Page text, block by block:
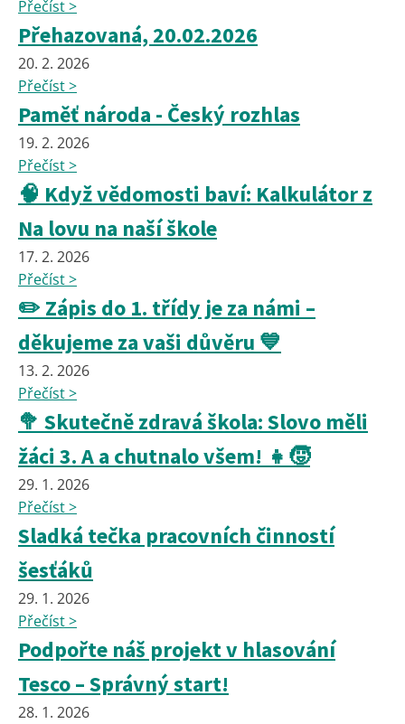
Přečíst >
Přehazovaná, 20.02.2026
20. 2. 2026
Přečíst >
Paměť národa - Český rozhlas
19. 2. 2026
Přečíst >
🧠 Když vědomosti baví: Kalkulátor z
Na lovu na naší škole
17. 2. 2026
Přečíst >
✏️ Zápis do 1. třídy je za námi –
děkujeme za vaši důvěru 💙
13. 2. 2026
Přečíst >
🥦 Skutečně zdravá škola: Slovo měli
žáci 3. A a chutnalo všem! 👧🧒
29. 1. 2026
Přečíst >
Sladká tečka pracovních činností
šesťáků
29. 1. 2026
Přečíst >
Podpořte náš projekt v hlasování
Tesco – Správný start!
28. 1. 2026